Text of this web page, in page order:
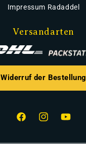
Impressum Radaddel
Versandarten
Widerruf der Bestellung
FacebookInstagramYouTube